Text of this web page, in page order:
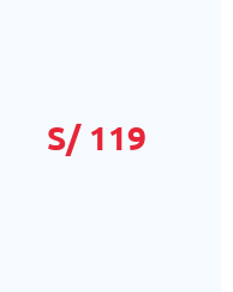
S/ 119